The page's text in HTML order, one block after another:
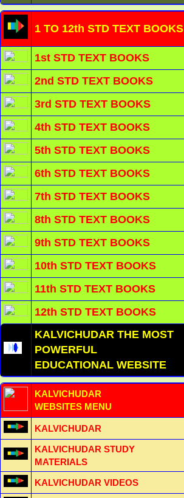
1 TO 12th STD TEXT BOOKS
1st STD TEXT BOOKS
2nd STD TEXT BOOKS
3rd STD TEXT BOOKS
4th STD TEXT BOOKS
5th STD TEXT BOOKS
6th STD TEXT BOOKS
7th STD TEXT BOOKS
8th STD TEXT BOOKS
9th STD TEXT BOOKS
10th STD TEXT BOOKS
11th STD TEXT BOOKS
12th STD TEXT BOOKS
KALVICHUDAR THE MOST
POWERFUL
EDUCATIONAL WEBSITE
KALVICHUDAR
WEBSITES MENU
KALVICHUDAR
KALVICHUDAR STUDY
MATERIALS
KALVICHUDAR VIDEOS